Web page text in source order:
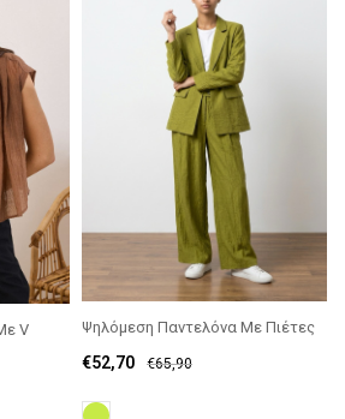
V Ψηλόμεση Παντελόνα Με Πιέτες
€65,90
€52,70